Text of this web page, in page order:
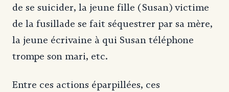
de se suicider, la jeune fille (Susan) victime
de la fusillade se fait séquestrer par sa mère,
la jeune écrivaine à qui Susan téléphone
trompe son mari, etc.
Entre ces actions éparpillées, ces